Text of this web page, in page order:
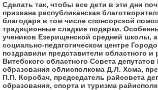
Сделать так, чтобы все дети в эти дни
призвана республиканская
благодаря в том числе спонсорской
традиционные сладкие подарки.
учеников Езерищенской средней школы,
социально-педагогическом центре
поздравили представители областного
Витебского областного Совета
образования облисполкома Д.Л. Хома,
П.П. Коробач, председатель райсовета
образования, спорта и туризма